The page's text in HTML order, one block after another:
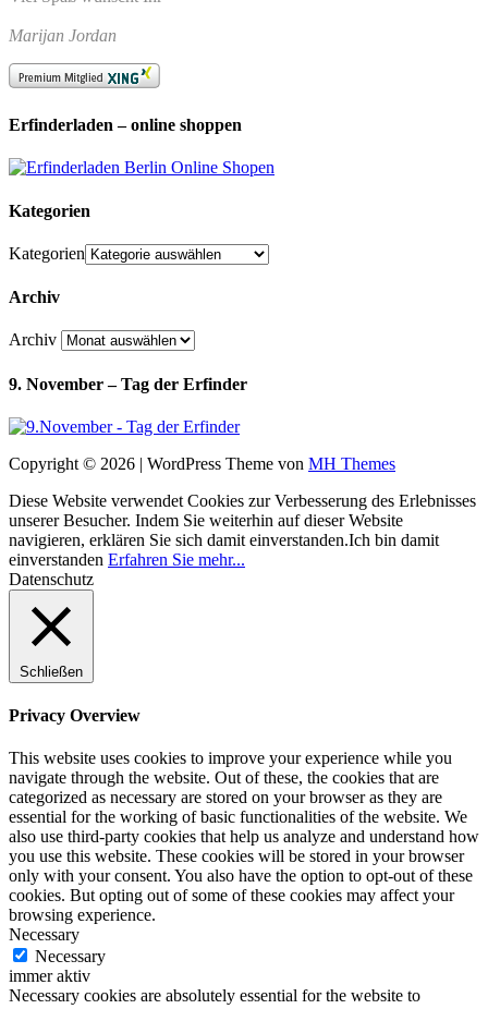
Marijan Jordan
Erfinderladen – online shoppen
Kategorien
Kategorien
Archiv
Archiv
9. November – Tag der Erfinder
Copyright © 2026 | WordPress Theme von MH Themes
Diese Website verwendet Cookies zur Verbesserung des Erlebnisses
unserer Besucher. Indem Sie weiterhin auf dieser Website
navigieren, erklären Sie sich damit einverstanden.Ich bin damit
einverstanden Erfahren Sie mehr...
Datenschutz
Schließen
Privacy Overview
This website uses cookies to improve your experience while you
navigate through the website. Out of these, the cookies that are
categorized as necessary are stored on your browser as they are
essential for the working of basic functionalities of the website. We
also use third-party cookies that help us analyze and understand how
you use this website. These cookies will be stored in your browser
only with your consent. You also have the option to opt-out of these
cookies. But opting out of some of these cookies may affect your
browsing experience.
Necessary
Necessary
immer aktiv
Necessary cookies are absolutely essential for the website to